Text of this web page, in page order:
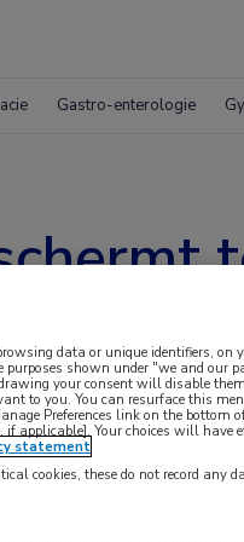
Gastro-enterologie
tussen een
data or unique identifiers, on
purposes shown under "we and our
your consent will disable
to you. You can resurface this
Preferences link on the bottom
applicable]. Your choices will have
statement
cookies, these do not record any